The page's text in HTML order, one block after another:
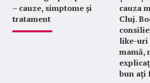
– cauze, simptome și
tratament
cauza
Cluj.
like-uri
mamă,
bun ați